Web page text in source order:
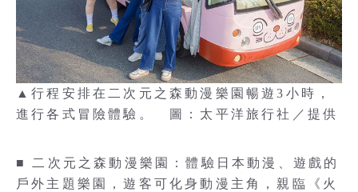
▲行程安排在二次元之森動漫樂園暢遊3小時，
進行各式冒險體驗。 圖：太平洋旅行社／提供
■ 二次元之森動漫樂園：體驗日本動漫、遊戲的
戶外主題樂園，遊客可化身動漫主角，親臨《火